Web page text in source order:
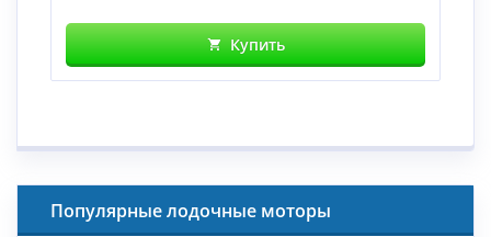
Купить
Популярные лодочные моторы